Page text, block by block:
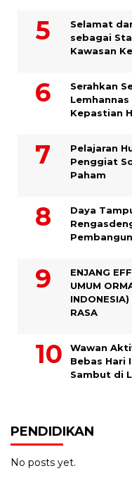
Selamat
sebagai
Kawasan
Serahkan
Kepastian
Pelajaran
Penggiat
Paham
Daya
ENJANG
UMUM
RASA
Wawan
Bebas Hari
Sambut di
PENDIDIKAN
No posts yet.